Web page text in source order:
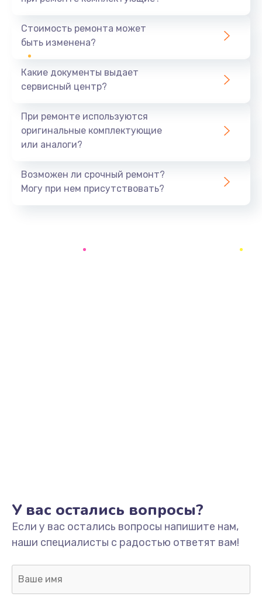
1440 руб.
Ремонт южного моста
Замена батарейки BIOS
Заказать
Замена/Pемонт карбюратора
1300 руб.
Заказать
Ремонт капиллярной трубки
Стоимость ремонта может
быть изменена?
Какие документы выдает
сервисный центр?
При ремонте используются
оригинальные комплектующие
или аналоги?
Возможен ли срочный ремонт?
Могу при нем присутствовать?
У вас остались вопросы?
Если у вас остались вопросы напишите нам,
наши специалисты с радостью ответят вам!